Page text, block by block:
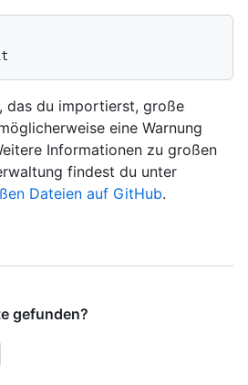
das du importierst, große
eine Warnung
Informationen zu großen
findest du unter
Dateien auf GitHub.
gefunden?